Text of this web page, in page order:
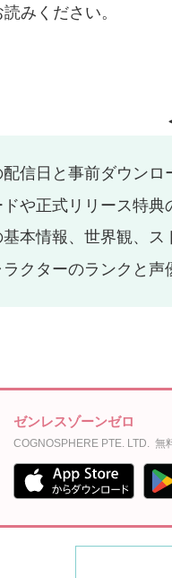
みください。
信日と事前ダウンロ
や正式リリース特典
本情報、世界観、ス
クターのランクと声
ゼンレスゾーンゼロ
COGNOSPHERE PTE. LTD. 無